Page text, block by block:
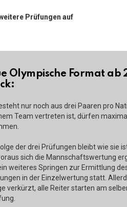
Prüfungen auf
Olympische Format ab
nur noch aus drei Paaren pro
Team vertreten ist, dürfen
der drei Prüfungen bleibt wie sie
sich die Mannschaftswertung
weiteres Springen zur Ermittlung
in der Einzelwertung statt.
verkürzt, alle Reiter starten am